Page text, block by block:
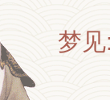
梦见: